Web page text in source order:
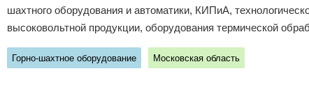
шахтного оборудования и автоматики, КИПиА,
высоковольтной продукции, оборудования термической
Горно-шахтное оборудование Московская область